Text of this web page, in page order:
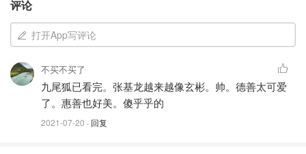
评论
打开App写评论
不买不买了
九尾狐已看完。张基龙越来越像玄彬。帅。德善太可爱
了。惠善也好美。傻乎乎的
2021-07-20 · 回复